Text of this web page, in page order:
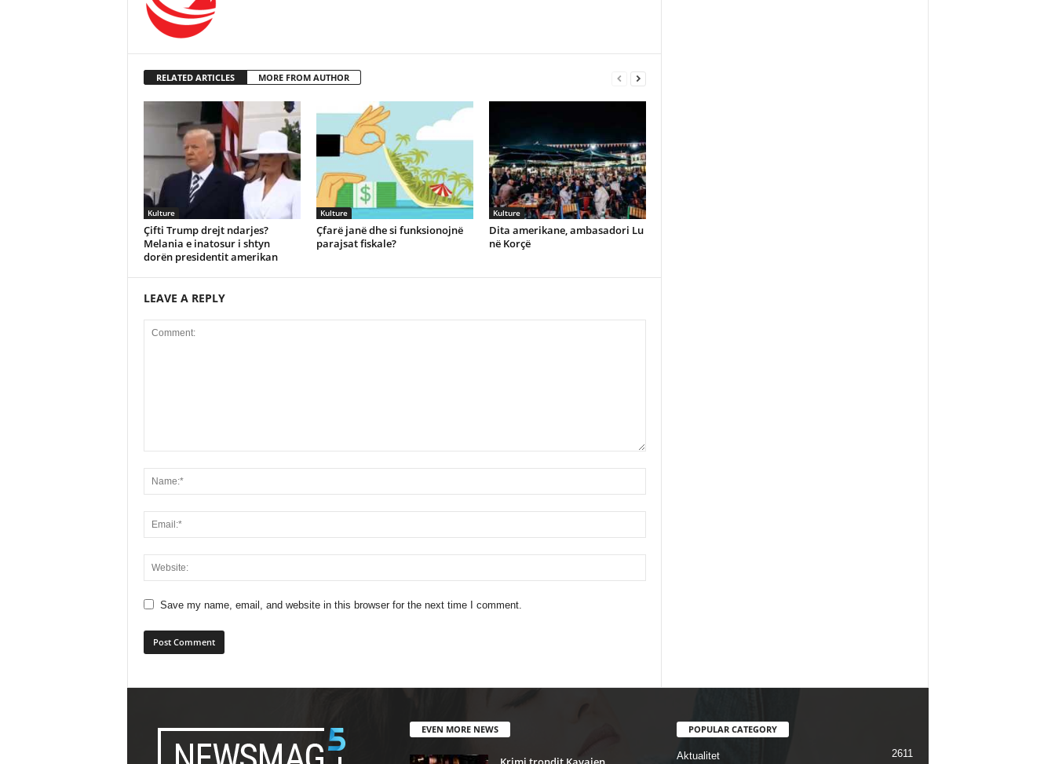
RELATED ARTICLES MORE FROM AUTHOR
Kulture
Çifti Trump drejt ndarjes?
Melania e inatosur i shtyn
dorën presidentit amerikan
Kulture
Çfarë janë dhe si funksionojnë
parajsat fiskale?
Kulture
Dita amerikane, ambasadori Lu
në Korçë
LEAVE A REPLY
Save my name, email, and website in this browser for the next time I comment.
EVEN MORE NEWS POPULAR CATEGORY
Aktualitet 2611